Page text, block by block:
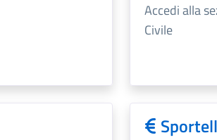
Accedi alla
Civile